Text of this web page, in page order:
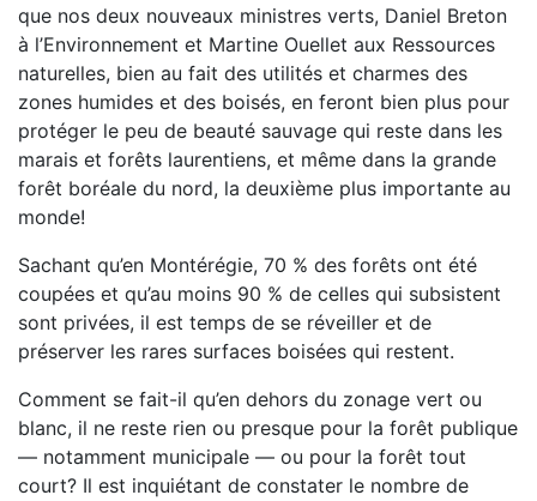
que nos deux nouveaux ministres verts, Daniel Breton
à l’Environnement et Martine Ouellet aux Ressources
naturelles, bien au fait des utilités et charmes des
zones humides et des boisés, en feront bien plus pour
protéger le peu de beauté sauvage qui reste dans les
marais et forêts laurentiens, et même dans la grande
forêt boréale du nord, la deuxième plus importante au
monde!
Sachant qu’en Montérégie, 70 % des forêts ont été
coupées et qu’au moins 90 % de celles qui subsistent
sont privées, il est temps de se réveiller et de
préserver les rares surfaces boisées qui restent.
Comment se fait-il qu’en dehors du zonage vert ou
blanc, il ne reste rien ou presque pour la forêt publique
— notamment municipale — ou pour la forêt tout
court? Il est inquiétant de constater le nombre de